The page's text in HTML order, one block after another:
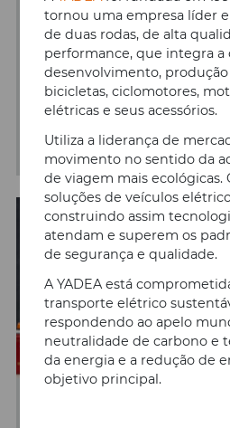
tornou uma empresa líder
de duas rodas, de alta
performance, que integra a
desenvolvimento,
bicicletas, ciclomotores,
elétricas e seus acessórios.
Utiliza a liderança de
movimento no sentido da
de viagem mais ecológicas.
soluções de veículos
construindo assim
atendam e superem os
de segurança e qualidade.
A YADEA está
transporte elétrico
respondendo ao apelo
neutralidade de carbono e
da energia e a redução de
objetivo principal.
Estão abertas, a partir de
de 2023 (Despacho n.º
candidaturas do Fundo
Incentivo pela Introdução
Consumo de Veículos de
SABER MAIS